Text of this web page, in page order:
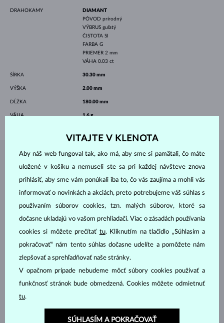
DRAHOKAMY
DIAMANT
PÔVOD prírodný
VÝBRUS guľatý
ČISTOTA SI
FARBA G
PRIEMER 2 mm
VÁHA 0.03 ct
ŠÍRKA 30.30 mm
VÝŠKA 2.00 mm
DĹŽKA 180.00 mm
VÁHA 1.6 g
ŠPERKY Z ATELIÉRU KLENOTA
VITAJTE V KLENOTA
Aby náš web fungoval tak, ako má, aby sme si pamätali, čo máte
uložené v košíku a nemuseli ste sa pri každej návšteve znova
prihlásiť, aby sme vám ponúkali iba to, čo vás zaujíma a mohli vás
informovať o novinkách a akciách, preto potrebujeme váš súhlas s
používaním súborov cookies, tzn. malých súborov, ktoré sa
dočasne ukladajú vo vašom prehliadači. Viac o zásadách používania
cookies si môžete prečítať tu. Kliknutím na tlačidlo „Súhlasím a
pokračovať“ nám tento súhlas dočasne udelíte a pomôžete nám
zlepšovať a sprehľadňovať naše stránky.
V opačnom prípade nebudeme môcť súbory cookies používať a
funkčnosť stránok bude obmedzená. Cookies môžete odmietnuť
tu.
SÚHLASÍM A POKRAČOVAŤ